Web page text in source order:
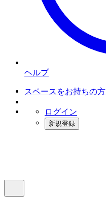
ヘルプ
スペースをお持ちの方
ログイン
新規登録